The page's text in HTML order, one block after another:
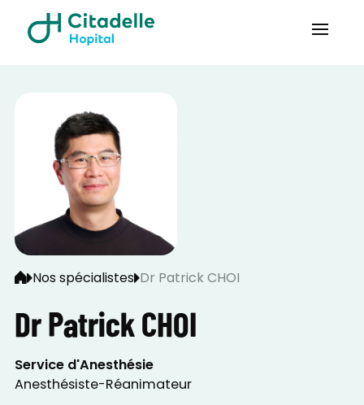
Nos spécialistes Dr Patrick CHOI
Dr Patrick CHOI
Service d'Anesthésie
Anesthésiste-Réanimateur